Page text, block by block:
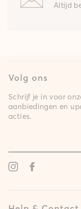
Altijd
Volg ons
Schrijf je in voor
aanbiedingen en
acties.
Instagram